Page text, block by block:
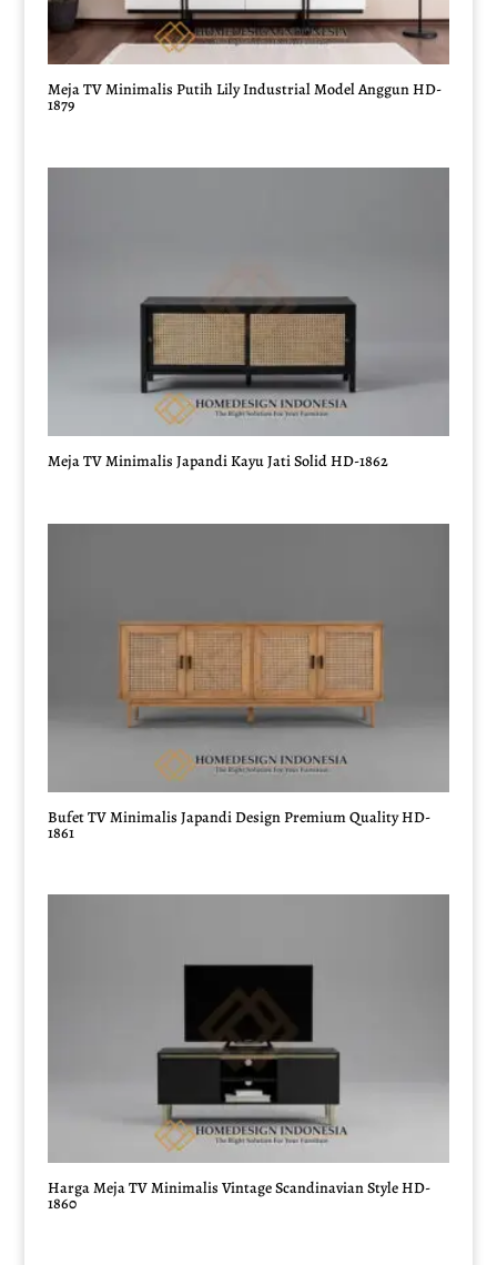
Meja TV Minimalis Putih Lily Industrial Model Anggun HD-
1879
Meja TV Minimalis Japandi Kayu Jati Solid HD-1862
Bufet TV Minimalis Japandi Design Premium Quality HD-
1861
Harga Meja TV Minimalis Vintage Scandinavian Style HD-
1860